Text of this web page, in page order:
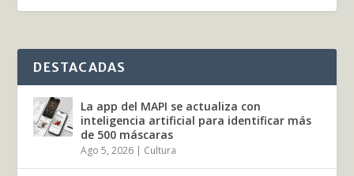
DESTACADAS
La app del MAPI se actualiza con
inteligencia artificial para identificar más
de 500 máscaras
Ago 5, 2026 | Cultura